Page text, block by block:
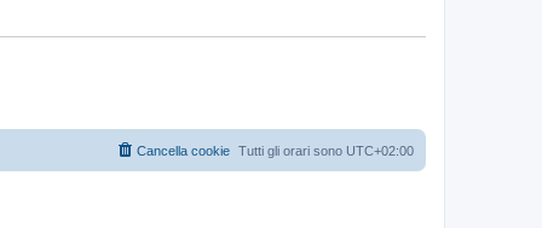
Tutti gli orari sono UTC+02:00
Cancella cookie